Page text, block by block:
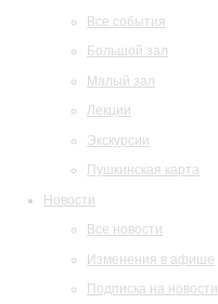
Все события
Большой зал
Малый зал
Лекции
Экскурсии
Пушкинская карта
Новости
Все новости
Изменения в афише
Подписка на новости